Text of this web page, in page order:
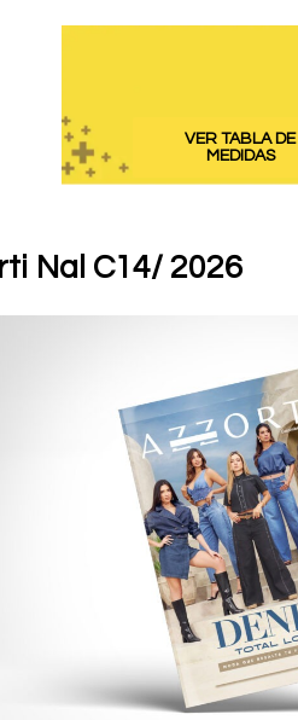
VER TABLA DE
MEDIDAS
Nal C14/ 2026